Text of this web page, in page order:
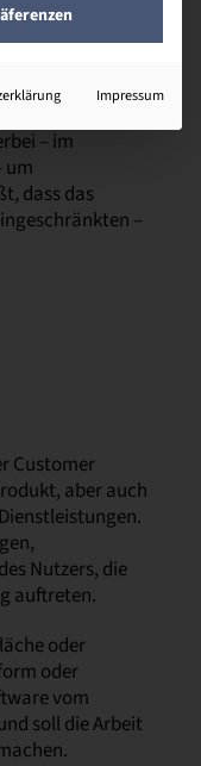
– im
um
dass das
–
Customer
aber auch
Nutzers, die
auftreten.
oder
oder
vom
soll die Arbeit
Impressum